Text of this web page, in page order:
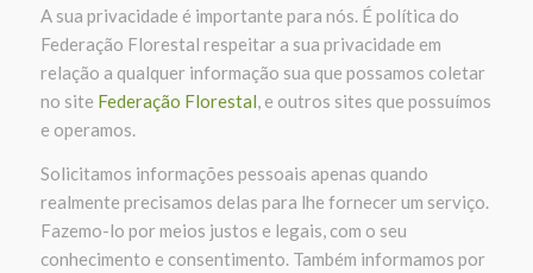
A sua privacidade é importante para nós. É política do
Federação Florestal respeitar a sua privacidade em
relação a qualquer informação sua que possamos coletar
no site Federação Florestal, e outros sites que possuímos
e operamos.
Solicitamos informações pessoais apenas quando
realmente precisamos delas para lhe fornecer um serviço.
Fazemo-lo por meios justos e legais, com o seu
conhecimento e consentimento. Também informamos por